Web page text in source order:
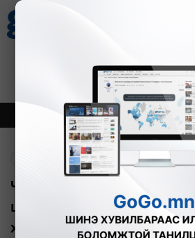
Зурхай
8.07
Онцлох Шинэ
ЧУУЛГАН: Гэр бүлийн
шинэчилсэн найруулгын
хэлэлцэж эхэллээ